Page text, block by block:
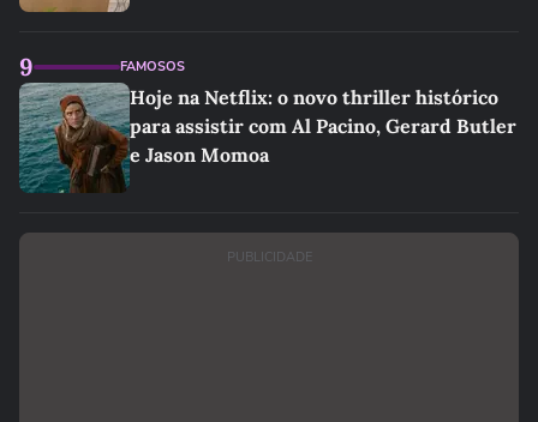
9 FAMOSOS
Hoje na Netflix: o novo thriller histórico
para assistir com Al Pacino, Gerard Butler
e Jason Momoa
PUBLICIDADE